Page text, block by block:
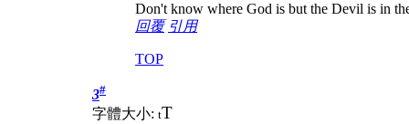
Don't know where God is but the Devil is in
回覆 引用
TOP
3#
字體大小: tT